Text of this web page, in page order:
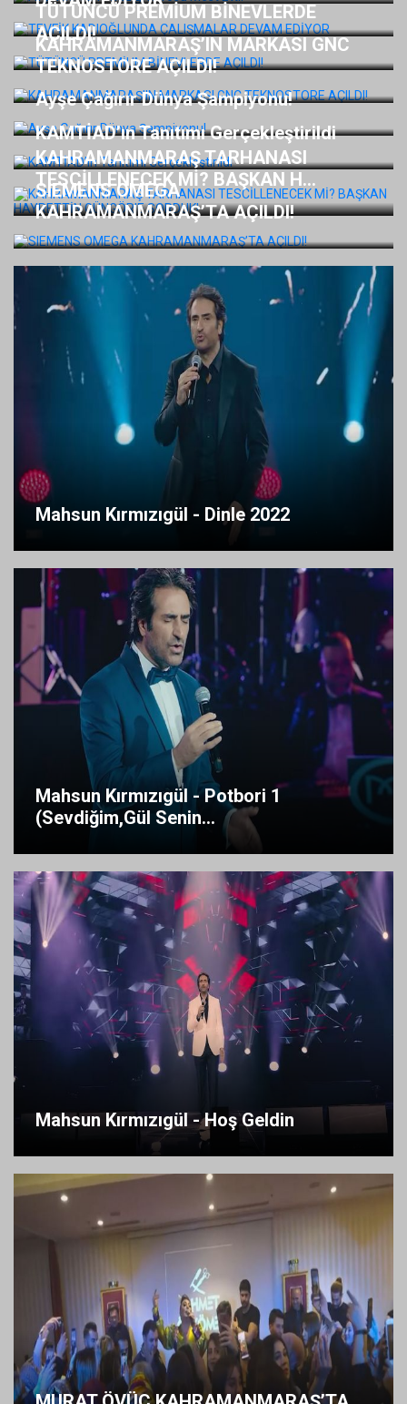
TÜTÜNCÜ PREMİUM BİNEVLERDE
AÇILDI!
KAHRAMANMARAŞ’IN MARKASI GNC
TEKNOSTORE AÇILDI!
Ayşe Çağırır Dünya Şampiyonu!
KAMTİAD’ın Tanıtımı Gerçekleştirildi
KAHRAMANMARAŞ TARHANASI
TESCİLLENECEK Mİ? BAŞKAN H...
SIEMENS OMEGA
KAHRAMANMARAŞ’TA AÇILDI!
Mahsun Kırmızıgül - Dinle 2022
Mahsun Kırmızıgül - Potbori 1
(Sevdiğim,Gül Senin...
Mahsun Kırmızıgül - Hoş Geldin